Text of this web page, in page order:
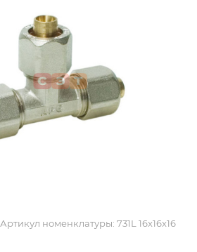
Артикул номенклатуры: 731L 16x16x16